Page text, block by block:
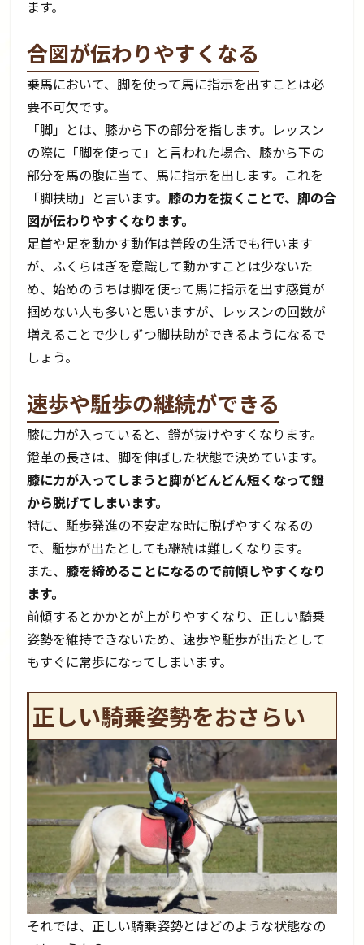
ます。
合図が伝わりやすくなる
乗馬において、脚を使って馬に指示を出すことは必
要不可欠です。
「脚」とは、膝から下の部分を指します。レッスン
の際に「脚を使って」と言われた場合、膝から下の
部分を馬の腹に当て、馬に指示を出します。これを
「脚扶助」と言います。膝の力を抜くことで、脚の合
図が伝わりやすくなります。
足首や足を動かす動作は普段の生活でも行います
が、ふくらはぎを意識して動かすことは少ないた
め、始めのうちは脚を使って馬に指示を出す感覚が
掴めない人も多いと思いますが、レッスンの回数が
増えることで少しずつ脚扶助ができるようになるで
しょう。
速歩や駈歩の継続ができる
膝に力が入っていると、鐙が抜けやすくなります。
鐙革の長さは、脚を伸ばした状態で決めています。
膝に力が入ってしまうと脚がどんどん短くなって鐙
から脱げてしまいます。
特に、駈歩発進の不安定な時に脱げやすくなるの
で、駈歩が出たとしても継続は難しくなります。
また、膝を締めることになるので前傾しやすくなり
ます。
前傾するとかかとが上がりやすくなり、正しい騎乗
姿勢を維持できないため、速歩や駈歩が出たとして
もすぐに常歩になってしまいます。
正しい騎乗姿勢をおさらい
それでは、正しい騎乗姿勢とはどのような状態なの